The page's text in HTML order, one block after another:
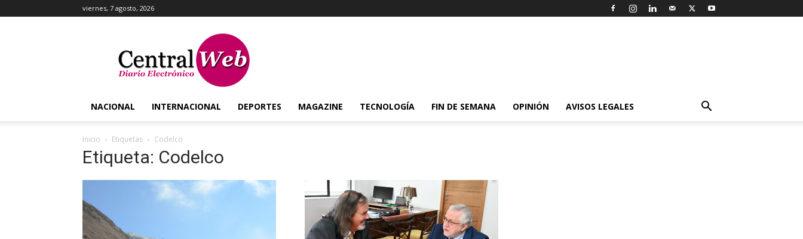
viernes, 7 agosto, 2026
Central
Web
NACIONAL INTERNACIONAL DEPORTES MAGAZINE TECNOLOGÍA FIN DE SEMANA OPINIÓN AVISOS LEGALES
Inicio Etiquetas Codelco
Etiqueta: Codelco